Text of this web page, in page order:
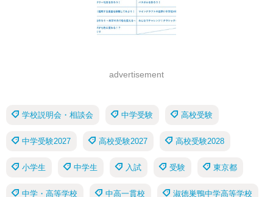
advertisement
学校説明会・相談会 中学受験 高校受験
中学受験2027 高校受験2027 高校受験2028
小学生 中学生 入試 受験 東京都
中学・高等学校 中高一貫校 淑徳巣鴨中学高等学校